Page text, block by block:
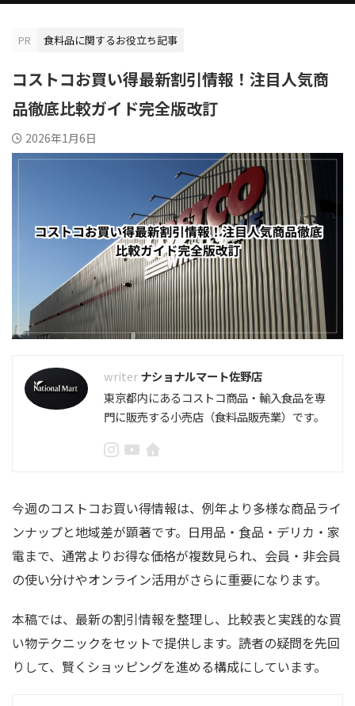
PR 食料品に関するお役立ち記事
コストコお買い得最新割引情報！注目人気商
品徹底比較ガイド完全版改訂
2026年1月6日
ナショナルマート佐野店
東京都内にあるコストコ商品・輸入食品を専
門に販売する小売店（食料品販売業）です。
今週のコストコお買い得情報は、例年より多様な商品ライ
ンナップと地域差が顕著です。日用品・食品・デリカ・家
電まで、通常よりお得な価格が複数見られ、会員・非会員
の使い分けやオンライン活用がさらに重要になります。
本稿では、最新の割引情報を整理し、比較表と実践的な買
い物テクニックをセットで提供します。読者の疑問を先回
りして、賢くショッピングを進める構成にしています。